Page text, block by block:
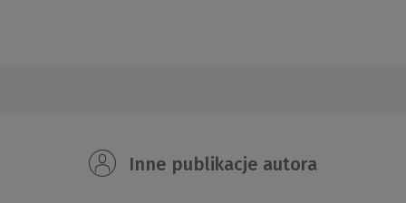
Inne publikacje autora